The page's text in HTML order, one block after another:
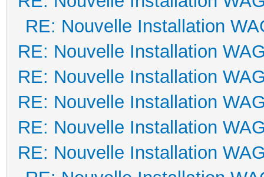
RE: Nouvelle Installation
RE: Nouvelle Installation
RE: Nouvelle Installation
RE: Nouvelle Installation
RE: Nouvelle Installation
RE: Nouvelle Installation